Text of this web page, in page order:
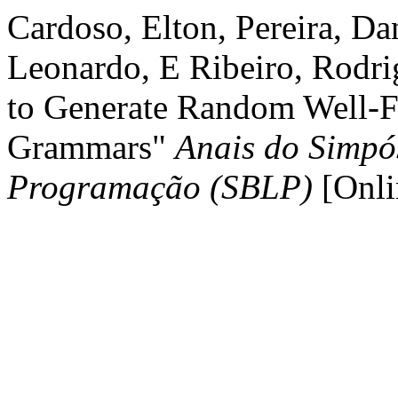
Cardoso, Elton, Pereira,
Leonardo, E Ribeiro,
to Generate Random Well-
Grammars"Anais do
Programação (SBLP)